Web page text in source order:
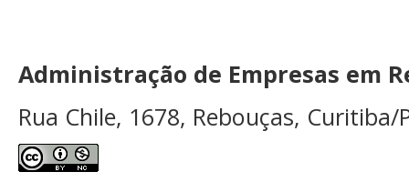
Administração de Empresas em
Rua Chile, 1678, Rebouças, Curitiba/